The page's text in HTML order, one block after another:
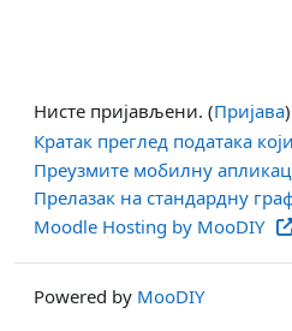
Нисте пријављени. (Пријава)
Кратак преглед података
Преузмите мобилну
Прелазак на стандардну
Moodle Hosting by MooDIY
Powered by MooDIY